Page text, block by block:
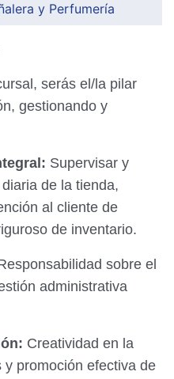
y Perfumería
serás el/la pilar
gestionando y
Supervisar y
de la tienda,
al cliente de
de inventario.
sobre el
administrativa
Creatividad en la
promoción efectiva de